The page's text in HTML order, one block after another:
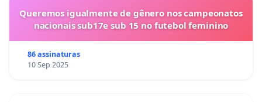
Queremos igualmente de gênero nos campeonatos
nacionais sub17e sub 15 no futebol feminino
86 assinaturas
10 Sep 2025